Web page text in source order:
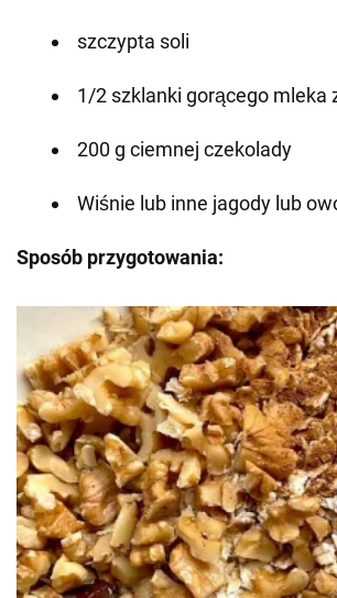
szczypta soli
1/2 szklanki gorącego mleka
200 g ciemnej czekolady
Wiśnie lub inne jagody lub
Sposób przygotowania: